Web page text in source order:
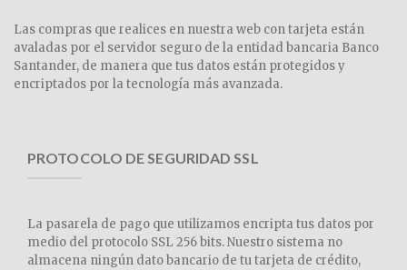
Las compras que realices en nuestra web con tarjeta están
avaladas por el servidor seguro de la entidad bancaria Banco
Santander, de manera que tus datos están protegidos y
encriptados por la tecnología más avanzada.
PROTOCOLO DE SEGURIDAD SSL
La pasarela de pago que utilizamos encripta tus datos por
medio del protocolo SSL 256 bits. Nuestro sistema no
almacena ningún dato bancario de tu tarjeta de crédito,